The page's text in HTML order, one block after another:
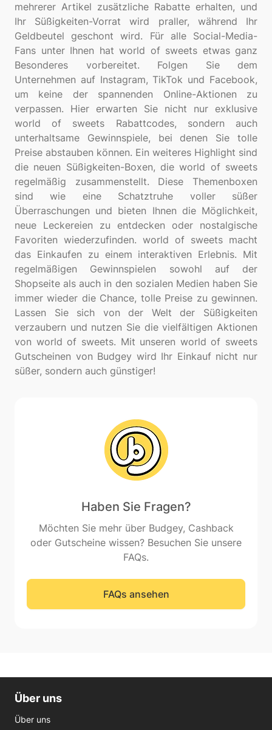
mehrerer Artikel zusätzliche Rabatte erhalten, und
Ihr Süßigkeiten-Vorrat wird praller, während Ihr
Geldbeutel geschont wird. Für alle Social-Media-
Fans unter Ihnen hat world of sweets etwas ganz
Besonderes vorbereitet. Folgen Sie dem
Unternehmen auf Instagram, TikTok und Facebook,
um keine der spannenden Online-Aktionen zu
verpassen. Hier erwarten Sie nicht nur exklusive
world of sweets Rabattcodes, sondern auch
unterhaltsame Gewinnspiele, bei denen Sie tolle
Preise abstauben können. Ein weiteres Highlight sind
die neuen Süßigkeiten-Boxen, die world of sweets
regelmäßig zusammenstellt. Diese Themenboxen
sind wie eine Schatztruhe voller süßer
Überraschungen und bieten Ihnen die Möglichkeit,
neue Leckereien zu entdecken oder nostalgische
Favoriten wiederzufinden. world of sweets macht
das Einkaufen zu einem interaktiven Erlebnis. Mit
regelmäßigen Gewinnspielen sowohl auf der
Shopseite als auch in den sozialen Medien haben Sie
immer wieder die Chance, tolle Preise zu gewinnen.
Lassen Sie sich von der Welt der Süßigkeiten
verzaubern und nutzen Sie die vielfältigen Aktionen
von world of sweets. Mit unseren world of sweets
Gutscheinen von Budgey wird Ihr Einkauf nicht nur
Haben Sie Fragen?
Möchten Sie mehr über Budgey, Cashback
oder Gutscheine wissen? Besuchen Sie unsere
FAQs.
FAQs ansehen
Über uns
Über uns